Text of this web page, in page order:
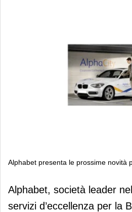
Alphabet presenta le prossime novità
Alphabet presenta le
per la Business
Alphabet, società leader
servizi d’eccellenza per la